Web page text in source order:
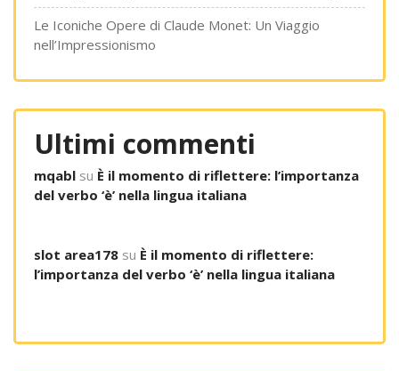
Le Iconiche Opere di Claude Monet: Un Viaggio
nell’Impressionismo
Ultimi commenti
mqabl su È il momento di riflettere: l’importanza
del verbo ‘è’ nella lingua italiana
slot area178 su È il momento di riflettere:
l’importanza del verbo ‘è’ nella lingua italiana